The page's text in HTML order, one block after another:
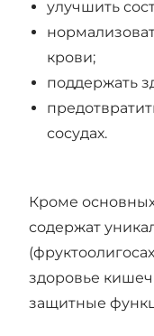
улучшить
крови;
поддержать
сосудах.
Кроме
содержат
здоровье
защитные